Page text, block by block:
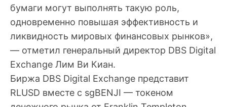
бумаги могут выполнять такую роль,
одновременно повышая эффективность и
ликвидность мировых финансовых рынков»,
— отметил генеральный директор DBS Digital
Exchange Лим Ви Киан.
Биржа DBS Digital Exchange представит
RLUSD вместе с sgBENJI — токеном